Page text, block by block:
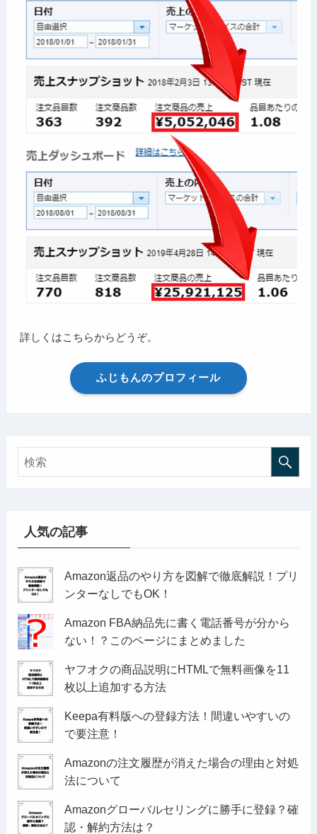
詳しくはこちらからどうぞ。
ふじもんのプロフィール
人気の記事
Amazon返品のやり方を図解で徹底解説！プリ
ンターなしでもOK！
Amazon FBA納品先に書く電話番号が分から
ない！？このページにまとめました
ヤフオクの商品説明にHTMLで無料画像を11
枚以上追加する方法
Keepa有料版への登録方法！間違いやすいの
で要注意！
Amazonの注文履歴が消えた場合の理由と対処
法について
Amazonグローバルセリングに勝手に登録？確
認・解約方法は？